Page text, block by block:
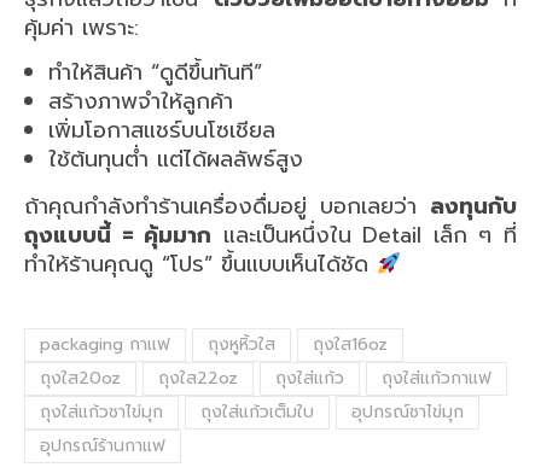
คุ้มค่า เพราะ:
ทำให้สินค้า “ดูดีขึ้นทันที”
สร้างภาพจำให้ลูกค้า
เพิ่มโอกาสแชร์บนโซเชียล
ใช้ต้นทุนต่ำ แต่ได้ผลลัพธ์สูง
ถ้าคุณกำลังทำร้านเครื่องดื่มอยู่ บอกเลยว่า ลงทุนกับ
ถุงแบบนี้ = คุ้มมาก และเป็นหนึ่งใน Detail เล็ก ๆ ที่
ทำให้ร้านคุณดู “โปร” ขึ้นแบบเห็นได้ชัด
packaging กาแฟ ถุงหูหิ้วใส
ถุงใส16oz
ถุงใส20oz
ถุงใส22oz ถุงใส่แก้ว
ถุงใส่แก้วกาแฟ
ถุงใส่แก้วชาไข่มุก
ถุงใส่แก้วเต็มใบ
อุปกรณ์ชาไข่มุก
อุปกรณ์ร้านกาแฟ